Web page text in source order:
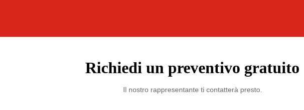
Richiedi un preventivo gratuito
Il nostro rappresentante ti contatterà presto.